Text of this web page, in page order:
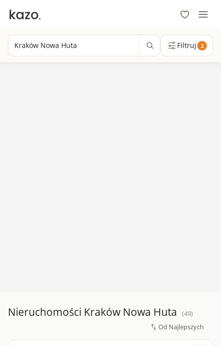
Kraków Nowa Huta Filtruj 2
Nieruchomości Kraków Nowa Huta (49)